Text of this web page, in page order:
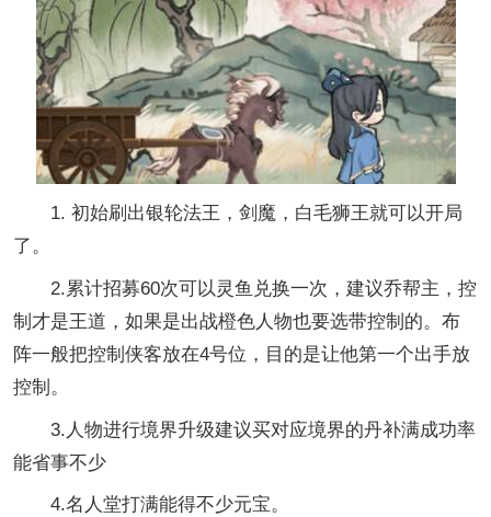
1. 初始刷出银轮法王，剑魔，白毛狮王就可以开局
了。
2.累计招募60次可以灵鱼兑换一次，建议乔帮主，控
制才是王道，如果是出战橙色人物也要选带控制的。布
阵一般把控制侠客放在4号位，目的是让他第一个出手放
控制。
3.人物进行境界升级建议买对应境界的丹补满成功率
能省事不少
4.名人堂打满能得不少元宝。